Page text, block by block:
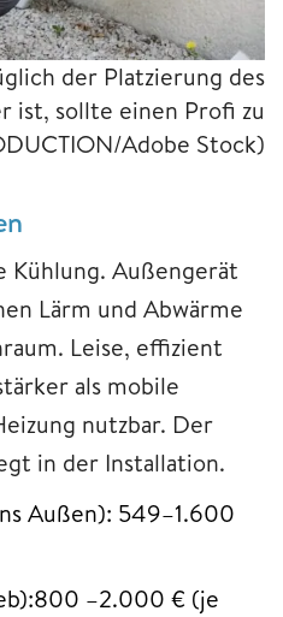
der Platzierung des
ist, sollte einen Profi zu
Adobe Stock)
Kühlung. Außengerät
Lärm und Abwärme
Leise, effizient
als mobile
nutzbar. Der
in der Installation.
Außen): 549–1.600
–2.000 € (je